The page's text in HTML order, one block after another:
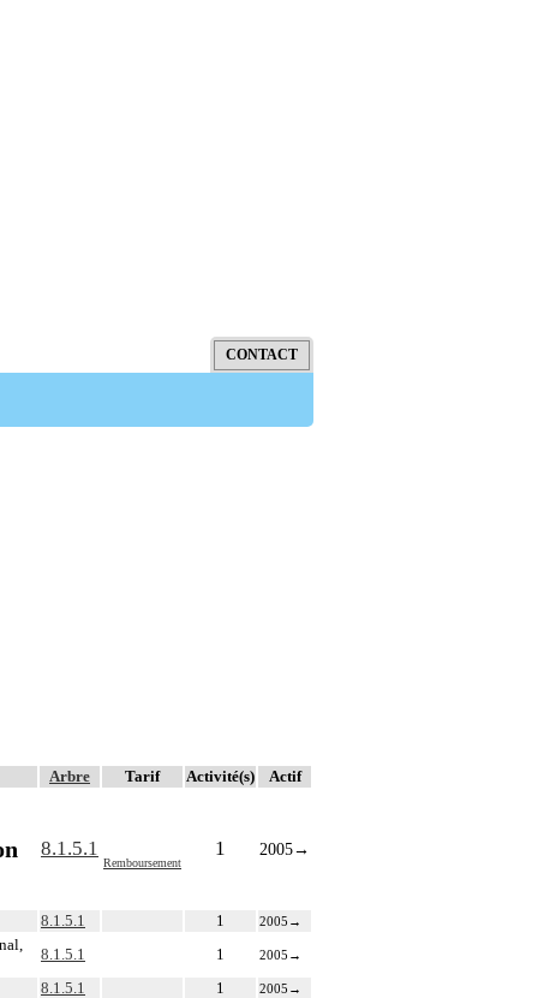
Arbre Tarif Activité(s) Actif
8.1.5.1
Remboursement
1 2005→
8.1.5.1 1 2005 →
8.1.5.1 1 2005 →
8.1.5.1 1 2005 →